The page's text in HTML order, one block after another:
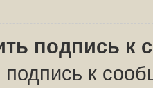
подпись к
подпись к